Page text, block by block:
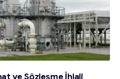
ve Sözleşme İhlali